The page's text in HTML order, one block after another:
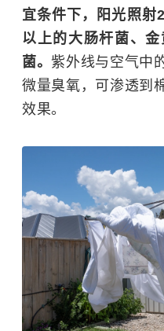
宜条件下，阳光照射
以上的大肠杆菌、
菌。紫外线与空气中
微量臭氧，可渗透到
效果。